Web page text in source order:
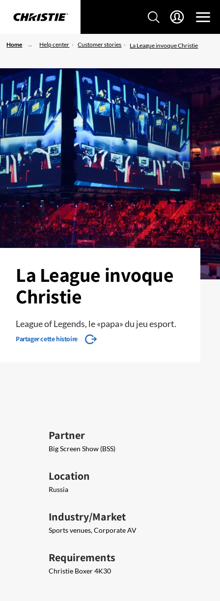
Home Help center Customer stories La League invoque Christie
La League invoque
Christie
League of Legends, le «papa» du jeu esport.
Partager cette histoire
Partner
Big Screen Show (BSS)
Location
Russia
Industry/Market
Sports venues, Corporate AV
Requirements
Christie Boxer 4K30